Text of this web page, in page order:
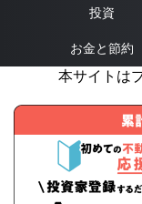
投資
お金と節約
本サイトは